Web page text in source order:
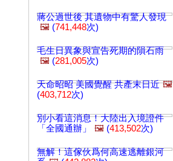
蔣公過世後 其遺物中有驚人發現
🖼️ (741,448次)
毛生日異象與宣告死期的隕石雨
🖼️ (281,005次)
天命昭昭 美國覺醒 共產末日近 🖼️
(403,712次)
別小看這消息！大陸出入境證件
「全國通辦」
🖼️ (413,502次)
無解！這傢伙爲何高速逃離銀河